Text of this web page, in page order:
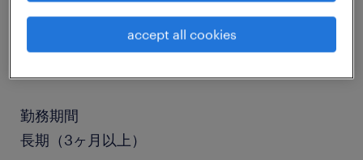
職種
仕分け・ピッキング・梱包、検品、その他（倉
勤務期間
長期（3ヶ月以上）
accept all cookies